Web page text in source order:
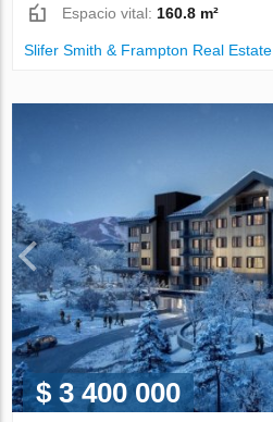
Espacio vital:160.8 m²
Slifer Smith & Frampton Real Estate
$ 3 400 000